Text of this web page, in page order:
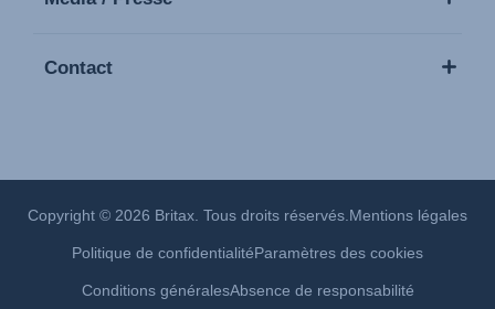
Contact
Copyright © 2026 Britax. Tous droits réservés. Mentions légales
Politique de confidentialitéParamètres des cookies
Conditions généralesAbsence de responsabilité